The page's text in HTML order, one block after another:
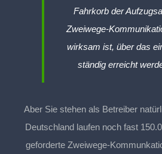
Fahrkorb der
Zweiwege-
wirksam ist, über das
ständig erreicht
Aber Sie stehen als Betreiber
Deutschland laufen noch fast
geforderte Zweiwege-